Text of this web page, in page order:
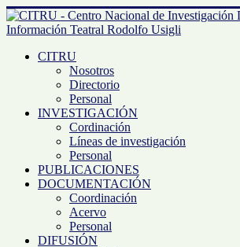
CITRU
Nosotros
Directorio
Personal
INVESTIGACIÓN
Cordinación
Líneas de investigación
Personal
PUBLICACIONES
DOCUMENTACIÓN
Coordinación
Acervo
Personal
DIFUSIÓN